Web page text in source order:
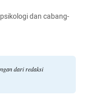
dan cabang-
dari redaksi